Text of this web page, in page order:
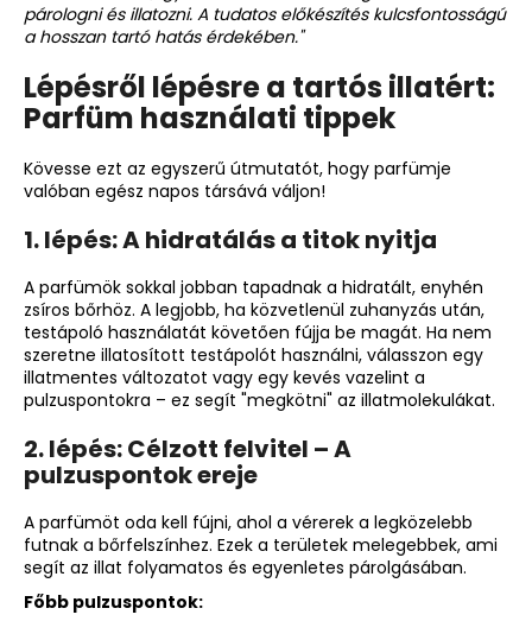
párologni és illatozni. A tudatos előkészítés kulcsfontosságú
a hosszan tartó hatás érdekében."
Lépésről lépésre a tartós illatért:
Parfüm használati tippek
Kövesse ezt az egyszerű útmutatót, hogy parfümje
valóban egész napos társává váljon!
1. lépés: A hidratálás a titok nyitja
A parfümök sokkal jobban tapadnak a hidratált, enyhén
zsíros bőrhöz. A legjobb, ha közvetlenül zuhanyzás után,
testápoló használatát követően fújja be magát. Ha nem
szeretne illatosított testápolót használni, válasszon egy
illatmentes változatot vagy egy kevés vazelint a
pulzuspontokra – ez segít "megkötni" az illatmolekulákat.
2. lépés: Célzott felvitel – A
pulzuspontok ereje
A parfümöt oda kell fújni, ahol a vérerek a legközelebb
futnak a bőrfelszínhez. Ezek a területek melegebbek, ami
segít az illat folyamatos és egyenletes párolgásában.
Főbb pulzuspontok: